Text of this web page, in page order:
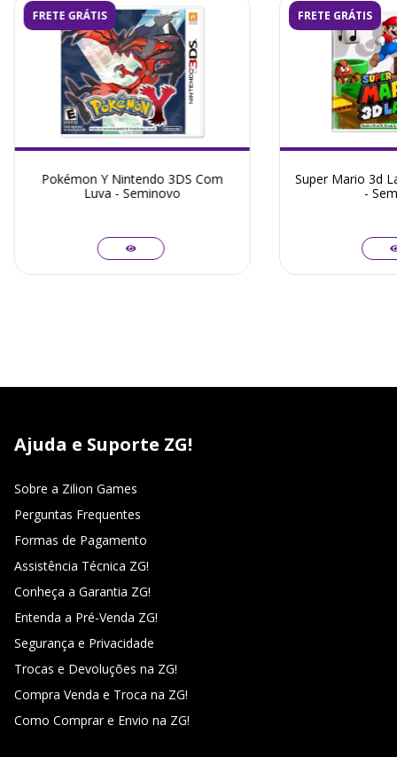
FRETE GRÁTIS
Pokémon Y Nintendo 3DS Com
Luva - Seminovo
FRETE GRÁTIS
Super Mario 3d
-
Ajuda e Suporte ZG!
Sobre a Zilion Games
Perguntas Frequentes
Formas de Pagamento
Assistência Técnica ZG!
Conheça a Garantia ZG!
Entenda a Pré-Venda ZG!
Segurança e Privacidade
Trocas e Devoluções na ZG!
Compra Venda e Troca na ZG!
Como Comprar e Envio na ZG!